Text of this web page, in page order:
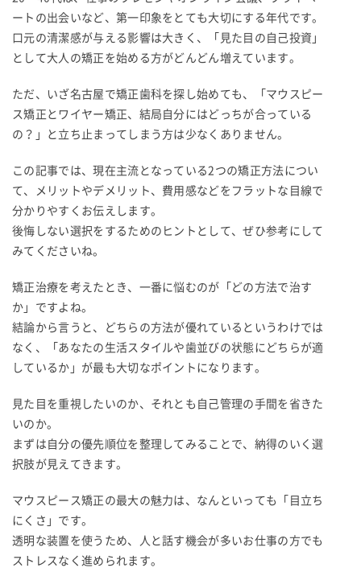
ートの出会いなど、第一印象をとても大切にする年代です。
口元の清潔感が与える影響は大きく、「見た目の自己投資」
として大人の矯正を始める方がどんどん増えています。
ただ、いざ名古屋で矯正歯科を探し始めても、「マウスピー
ス矯正とワイヤー矯正、結局自分にはどっちが合っている
の？」と立ち止まってしまう方は少なくありません。
この記事では、現在主流となっている2つの矯正方法につい
て、メリットやデメリット、費用感などをフラットな目線で
分かりやすくお伝えします。
後悔しない選択をするためのヒントとして、ぜひ参考にして
みてくださいね。
矯正治療を考えたとき、一番に悩むのが「どの方法で治す
か」ですよね。
結論から言うと、どちらの方法が優れているというわけでは
なく、「あなたの生活スタイルや歯並びの状態にどちらが適
しているか」が最も大切なポイントになります。
見た目を重視したいのか、それとも自己管理の手間を省きた
いのか。
まずは自分の優先順位を整理してみることで、納得のいく選
択肢が見えてきます。
マウスピース矯正の最大の魅力は、なんといっても「目立ち
にくさ」です。
透明な装置を使うため、人と話す機会が多いお仕事の方でも
ストレスなく進められます。